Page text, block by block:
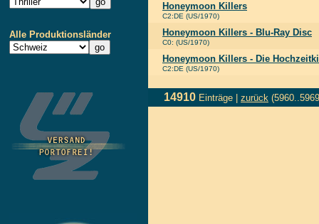
Alle Produktionsländer
Honeymoon Killers
C2:DE (US/1970)
Honeymoon Killers - Blu-Ray Disc
C0: (US/1970)
Honeymoon Killers - Die
C2:DE (US/1970)
14910 Einträge | zurück